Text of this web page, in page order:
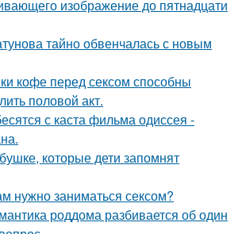
изображение до пятнадцати
тайно обвенчалась с новым
кофе перед сексом способны
половой акт.
с каста фильма одиссея -
которые дети запомнят
нужно заниматься сексом?
роддома разбивается об один